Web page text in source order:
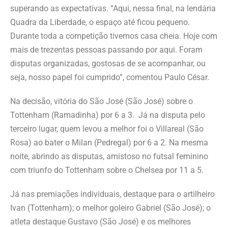
superando as expectativas. “Aqui, nessa final, na lendária
Quadra da Liberdade, o espaço até ficou pequeno.
Durante toda a competição tivemos casa cheia. Hoje com
mais de trezentas pessoas passando por aqui. Foram
disputas organizadas, gostosas de se acompanhar, ou
seja, nosso papel foi cumprido”, comentou Paulo César.
Na decisão, vitória do São José (São José) sobre o
Tottenham (Ramadinha) por 6 a 3. Já na disputa pelo
terceiro lugar, quem levou a melhor foi o Villareal (São
Rosa) ao bater o Milan (Pedregal) por 6 a 2. Na mesma
noite, abrindo as disputas, amistoso no futsal feminino
com triunfo do Tottenham sobre o Chelsea por 11 a 5.
Já nas premiações individuais, destaque para o artilheiro
Ivan (Tottenham); o melhor goleiro Gabriel (São José); o
atleta destaque Gustavo (São José) e os melhores